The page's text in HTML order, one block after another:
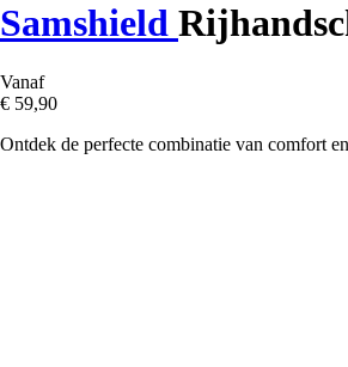
Samshield
Vanaf
€ 59,90
Ontdek de perfecte combinatie van comfort